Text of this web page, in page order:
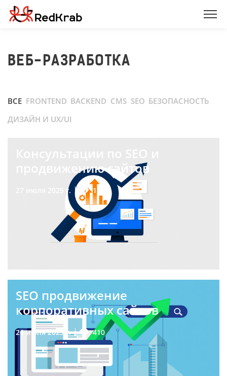
ВЕБ-РАЗРАБОТКА
ВСЕ FRONTEND BACKEND CMS SEO БЕЗОПАСНОСТЬ
ДИЗАЙН И UX/UI
продвижению сайтов
27 июля 2025 г. 1
SEO продвижение
корпоративных сайтов
26 июля 2025 г. 410